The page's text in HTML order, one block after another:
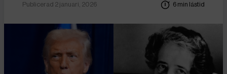
Publicerad 2 januari, 2026 6 min lästid